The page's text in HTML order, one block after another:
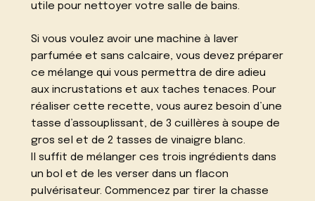
utile pour nettoyer votre salle de bains.
Si vous voulez avoir une machine à laver
parfumée et sans calcaire, vous devez préparer
ce mélange qui vous permettra de dire adieu
aux incrustations et aux taches tenaces. Pour
réaliser cette recette, vous aurez besoin d’une
tasse d’assouplissant, de 3 cuillères à soupe de
gros sel et de 2 tasses de vinaigre blanc.
Il suffit de mélanger ces trois ingrédients dans
un bol et de les verser dans un flacon
pulvérisateur. Commencez par tirer la chasse